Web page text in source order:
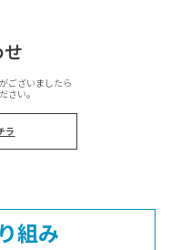
ございましたら
さい。
ラ